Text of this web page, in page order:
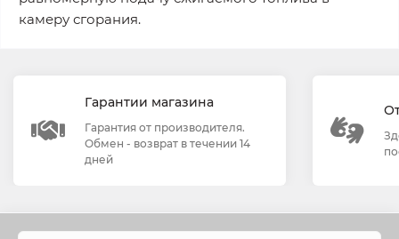
камеру сгорания.
Гарантии магазина
Гарантия от производителя.
Обмен - возврат в течении 14
дней